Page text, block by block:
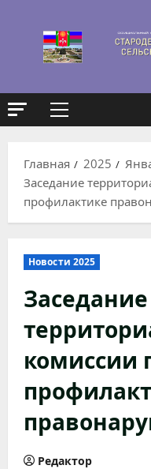
содержимому
Основное
Главная
2025
Заседание
профилактике
Новости 2025
Заседание
комиссии
Редактор